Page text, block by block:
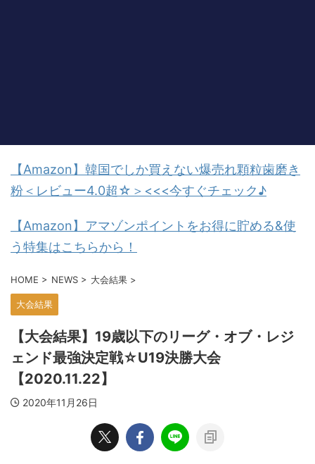
【Amazon】韓国でしか買えない爆売れ顆粒歯磨き
粉＜レビュー4.0超☆＞<<<今すぐチェック♪
【Amazon】アマゾンポイントをお得に貯める&使
う特集はこちらから！
HOME > NEWS > 大会結果 >
大会結果
【大会結果】19歳以下のリーグ・オブ・レジ
ェンド最強決定戦☆U19決勝大会
【2020.11.22】
2020年11月26日